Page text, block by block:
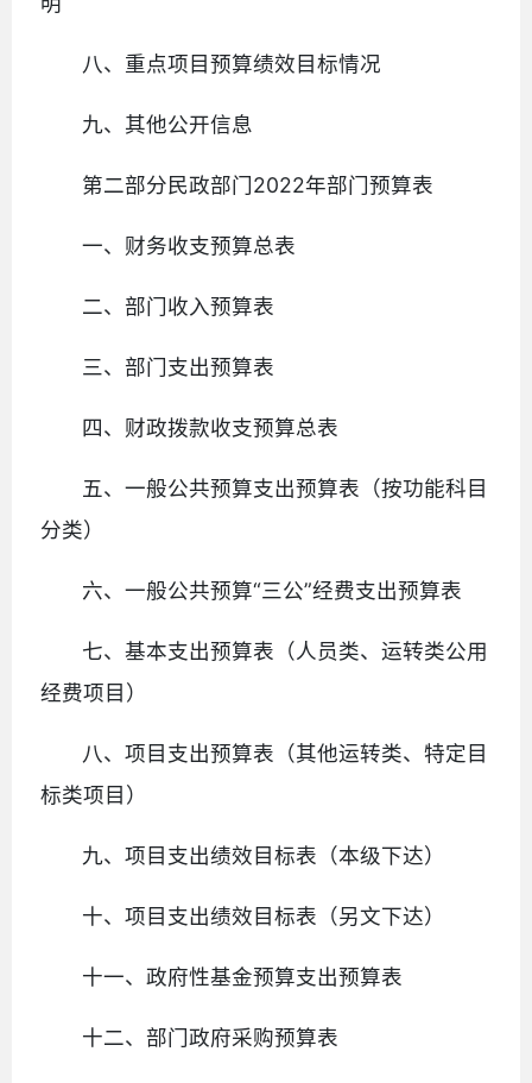
八、重点项目预算绩效目标情况
九、其他公开信息
第二部分民政部门2022年部门预算表
一、财务收支预算总表
二、部门收入预算表
三、部门支出预算表
四、财政拨款收支预算总表
五、一般公共预算支出预算表（按功能科目
分类）
六、一般公共预算“三公”经费支出预算表
七、基本支出预算表（人员类、运转类公用
经费项目）
八、项目支出预算表（其他运转类、特定目
标类项目）
九、项目支出绩效目标表（本级下达）
十、项目支出绩效目标表（另文下达）
十一、政府性基金预算支出预算表
十二、部门政府采购预算表